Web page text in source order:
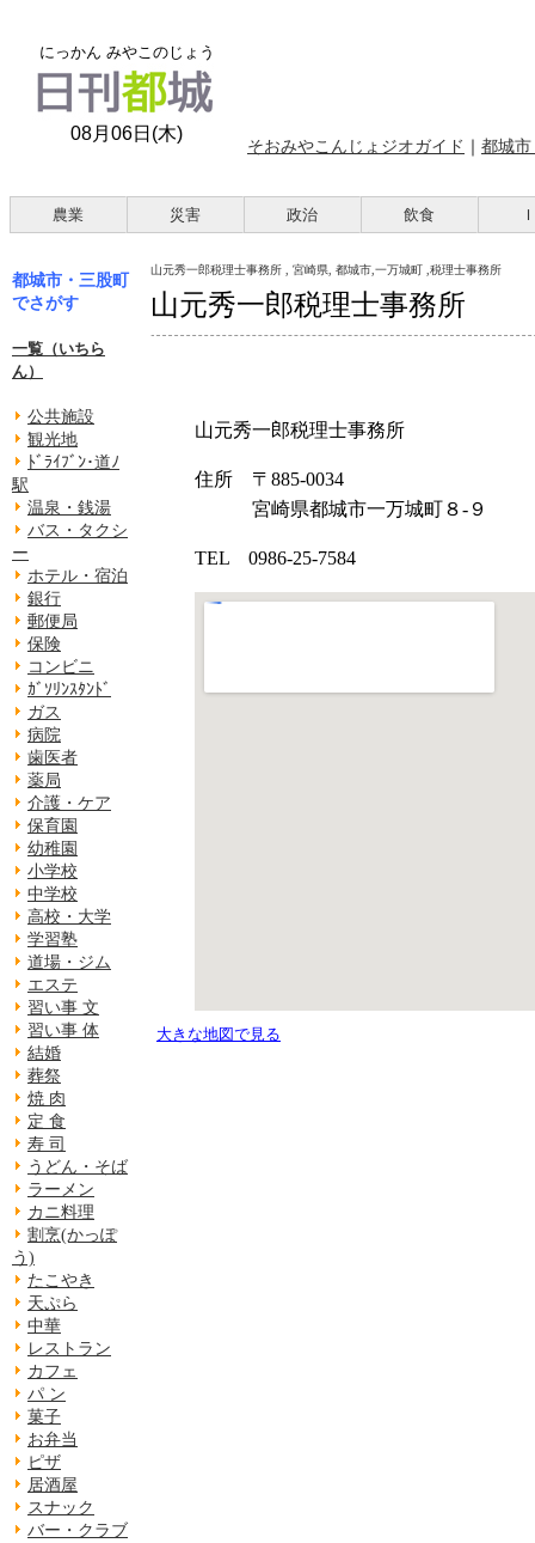
にっかん みやこのじょう
08月06日(木)
そおみやこんじょジオガイド ｜ 都城
農業 災害 政治 飲食
都城市・三股町
でさがす
一覧（いちら
ん）
公共施設
観光地
ﾄﾞﾗｲﾌﾞﾝ･道ﾉ
駅
温泉・銭湯
バス・タクシ
ー
ホテル・宿泊
銀行
郵便局
保険
コンビニ
ｶﾞｿﾘﾝｽﾀﾝﾄﾞ
ガス
病院
歯医者
薬局
介護・ケア
保育園
幼稚園
小学校
中学校
高校・大学
学習塾
道場・ジム
エステ
習い事 文
習い事 体
結婚
葬祭
焼 肉
定 食
寿 司
うどん・そば
ラーメン
カニ料理
割烹(かっぽ
う)
たこやき
天ぷら
中華
レストラン
カフェ
パ ン
菓子
お弁当
ピザ
居酒屋
スナック
バー・クラブ
山元秀一郎税理士事務所 , 宮崎県, 都城市,一万城町 ,税理士事務所
山元秀一郎税理士事務所
山元秀一郎税理士事務所
住所 〒885-0034
宮崎県都城市一万城町８-９
TEL 0986-25-7584
大きな地図で見る